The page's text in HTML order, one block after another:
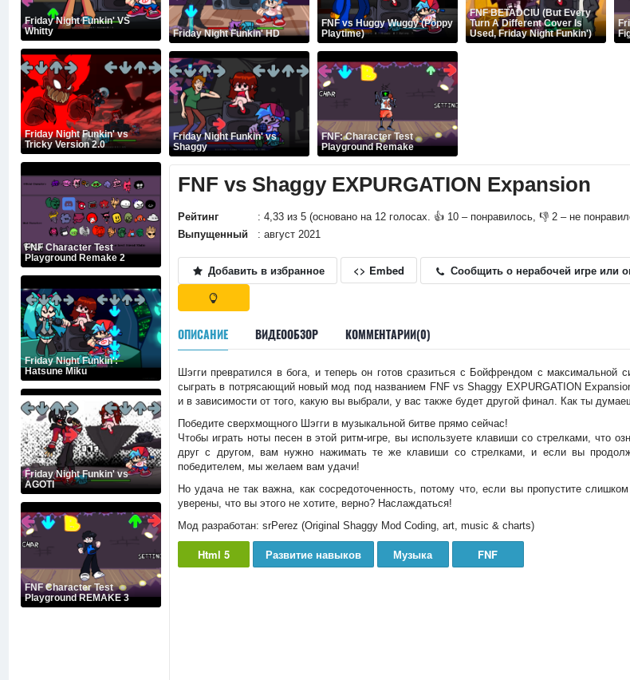
Friday Night Funkin' VS
Whitty
Friday Night Funkin' vs
Tricky Version 2.0
FNF Character Test
Playground Remake 2
Friday Night Funkin':
Hatsune Miku
Friday Night Funkin' vs
AGOTI
FNF Character Test
Playground REMAKE 3
Friday Night Funkin' HD
FNF vs Huggy Wuggy (Poppy
Playtime)
FNF BETADCIU (But Every
Turn A Different Cover Is
Used, Friday Night Funkin')
Friday Night Funkin' vs
Shaggy
FNF: Character Test
Playground Remake
FNF vs Shaggy EXPURGATION Expansion
Рейтинг
: 4,33 из 5 (основано на 12 голосах. 👍 10 – понравилось, 👎 2 – не
Выпущенный
: август 2021
Добавить в избранное <> Embed Сообщить о нерабочей игре или
ОПИСАНИЕ ВИДЕООБЗОР КОММЕНТАРИИ(0)
Шэгги превратился в бога, и теперь он готов сразиться с Бойфрендом с максимальной
сыграть в потрясающий новый мод под названием FNF vs Shaggy EXPURGATION
и в зависимости от того, какую вы выбрали, у вас также будет другой финал. Как ты
Победите сверхмощного Шэгги в музыкальной битве прямо сейчас!
Чтобы играть ноты песен в этой ритм-игре, вы используете клавиши со стрелками, что
друг с другом, вам нужно нажимать те же клавиши со стрелками, и если вы
победителем, мы желаем вам удачи!
Но удача не так важна, как сосредоточенность, потому что, если вы пропустите
уверены, что вы этого не хотите, верно? Наслаждаться!
Мод разработан: srPerez (Original Shaggy Mod Coding, art, music & charts)
Html 5 Развитие навыков Музыка FNF